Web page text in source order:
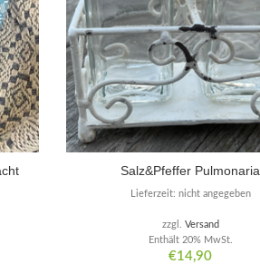
Salz&Pfeffer Pulmonaria
€14,90
Enthält 20% MwSt.
zzgl. Versand
Lieferzeit: nicht angegeben